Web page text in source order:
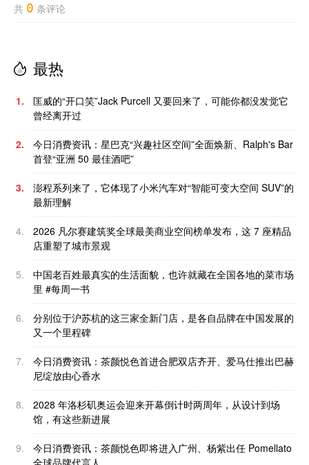
共 0 条评论
最热
1.
匡威的“开口笑”Jack Purcell 又要回来了，可能你都没发觉它
曾经离开过
2.
今日消费资讯：星巴克“兴趣社区空间”全面焕新、Ralph's Bar
首登“亚洲 50 最佳酒吧”
3.
澎程系列来了，它体现了小米汽车对“智能可变大空间 SUV”的
最新理解
4.
2026 凡尔赛建筑奖全球最美商业空间榜单发布，这 7 座精品
店重塑了城市景观
5.
中国老百姓最真实的生活面貌，也许就藏在全国各地的菜市场
里 #每周一书
6.
分别位于沪苏杭的这三家全新门店，是各自品牌在中国发展的
又一个里程碑
7.
今日消费资讯：茶颜悦色首进合肥双店齐开、爱马仕推出巴赫
尼绽放由心香水
8.
2028 年洛杉矶奥运会迎来开幕倒计时两周年，从设计到场
馆，有这些新进展
9.
今日消费资讯：茶颜悦色即将进入广州、杨紫出任 Pomellato